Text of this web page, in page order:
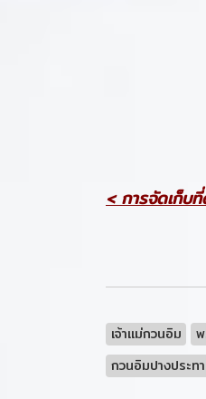
< การจัดเก็บ
เจ้าแม่กวนอิม
กวนอิมปางประท